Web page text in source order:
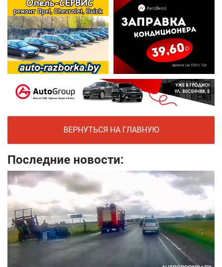
ВЕРНУТЬСЯ НА ГЛАВНУЮ
Последние новости: